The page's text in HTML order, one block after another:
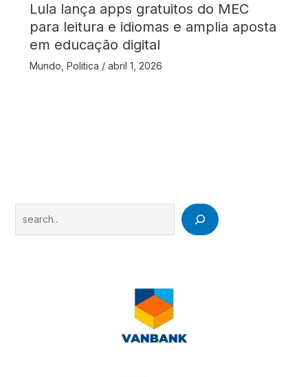
Lula lança apps gratuitos do MEC
para leitura e idiomas e amplia aposta
em educação digital
Mundo Politica / abril 1, 2026